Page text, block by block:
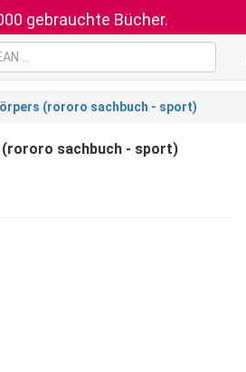
gebrauchte Bücher.
(rororo sachbuch - sport)
(rororo sachbuch - sport)